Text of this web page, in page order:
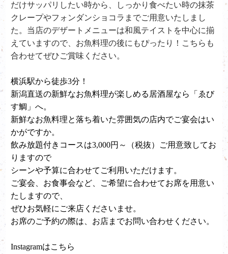
だけサッパリしたい時から、しっかり食べたい時の抹茶
クレープやフォンダンショコラまでご用意いたしまし
た。当店のデザートメニューは和風テイストを中心に揃
えていますので、お魚料理の後にもぴったり！こちらも
合わせてぜひご賞味ください。
横浜駅から徒歩3分！
新潟直送の新鮮なお魚料理が楽しめる居酒屋なら「ゑび
す鯛」へ。
新鮮なお魚料理と落ち着いた雰囲気の店内でご宴会はい
かがですか。
飲み放題付きコースは3,000円～（税抜）ご用意致してお
りますので
シーンや予算に合わせてご利用いただけます。
ご宴会、お食事会など、ご希望に合わせてお席を用意い
たしますので、
ぜひお気軽にご来店くださいませ。
お席のご予約の際は、お店までお問い合わせください。
Instagramはこちら